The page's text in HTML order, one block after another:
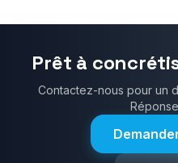
Prêt à
Contactez-nous pour un